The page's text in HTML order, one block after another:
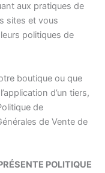
aux pratiques de
sites et vous
politiques de
boutique ou que
d’un tiers,
de
de Vente de
POLITIQUE